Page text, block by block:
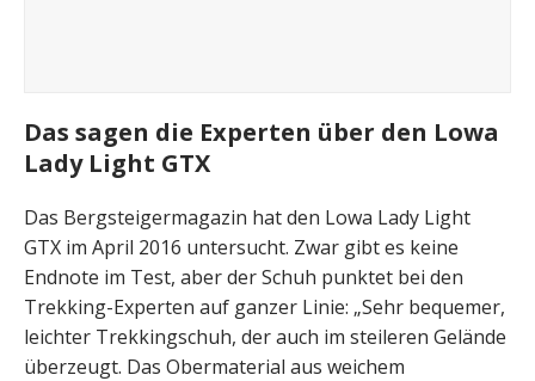
Das sagen die Experten über den Lowa
Lady Light GTX
Das Bergsteigermagazin hat den Lowa Lady Light
GTX im April 2016 untersucht. Zwar gibt es keine
Endnote im Test, aber der Schuh punktet bei den
Trekking-Experten auf ganzer Linie: „Sehr bequemer,
leichter Trekkingschuh, der auch im steileren Gelände
überzeugt. Das Obermaterial aus weichem